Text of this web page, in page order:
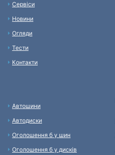
Сервіси
Новини
Огляди
Тести
Контакти
Автошини
Автодиски
Оголошення б у шин
Оголошення б у дисків